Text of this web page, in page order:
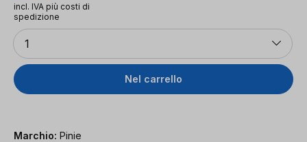
incl. IVA più costi di
spedizione
Quantità
1
Nel carrello
Marchio: Pinie